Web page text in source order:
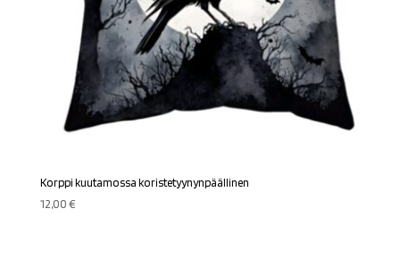
Korppi kuutamossa koristetyynynpäällinen
12,00€